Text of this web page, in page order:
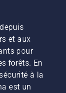
et aux
pour
forêts. En
à la
est un